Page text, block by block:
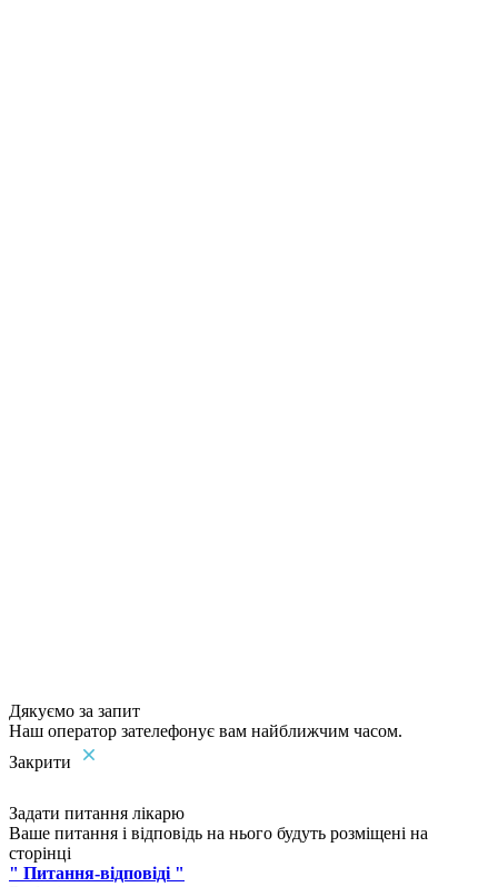
Дякуємо за запит
Наш оператор зателефонує вам найближчим часом.
Закрити
Задати питання лікарю
Ваше питання і відповідь на нього будуть розміщені на
сторінці
" Питання-відповіді "